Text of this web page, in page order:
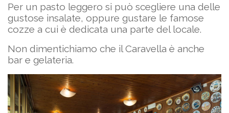
Per un pasto leggero si può scegliere una delle
gustose insalate, oppure gustare le famose
cozze a cui è dedicata una parte del locale.
Non dimentichiamo che il Caravella è anche
bar e gelateria.